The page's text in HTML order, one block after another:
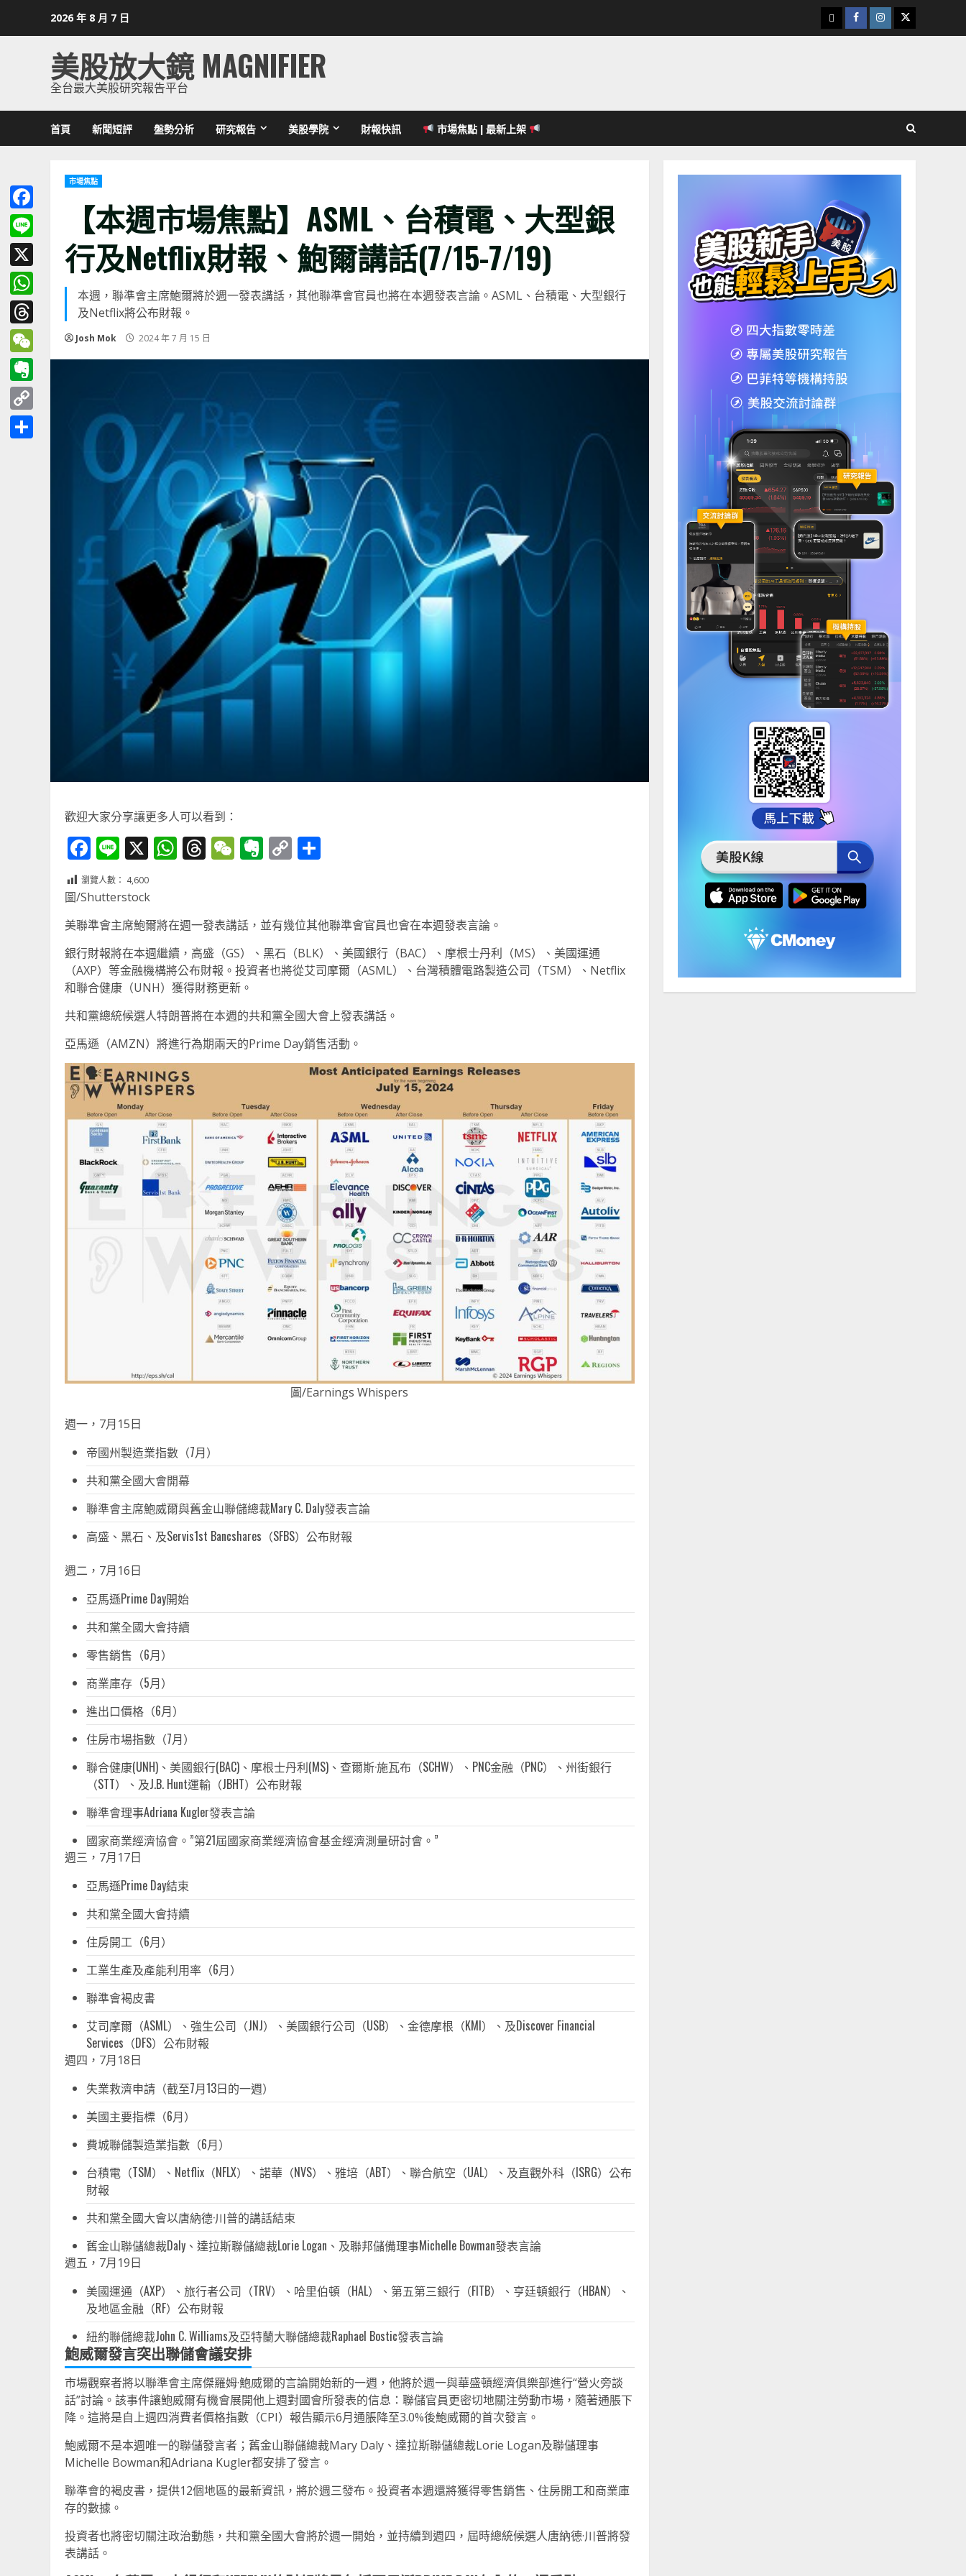
2026 年 8 月 7 日
下
載
Facebook
Instagram
Twitter
美股放大鏡 MAGNIFIER
全台最大美股研究報告平台
首頁 新聞短評 盤勢分析 研究報告 美股學院 財報快訊 市場焦點 | 最新上架
市場焦點
【本週市場焦點】ASML、台積電、大型銀
行及Netflix財報、鮑爾講話(7/15-7/19)
本週，聯準會主席鮑爾將於週一發表講話，其他聯準會官員也將在本週發表言論。ASML、台積電、大型銀行
及Netflix將公布財報。
Josh Mok 2024 年 7 月 15 日
歡迎大家分享讓更多人可以看到：
Facebook
Line
X WhatsApp
Threads
WeChat
Evernote
Copy
瀏覽人數： 4,600
圖/Shutterstock
美聯準會主席鮑爾將在週一發表講話，並有幾位其他聯準會官員也會在本週發表言論。
銀行財報將在本週繼續，高盛（GS）、黑石（BLK）、美國銀行（BAC）、摩根士丹利（MS）、美國運通
（AXP）等金融機構將公布財報。投資者也將從艾司摩爾（ASML）、台灣積體電路製造公司（TSM）、Netflix
和聯合健康（UNH）獲得財務更新。
共和黨總統候選人特朗普將在本週的共和黨全國大會上發表講話。
亞馬遜（AMZN）將進行為期兩天的Prime Day銷售活動。
圖/Earnings Whispers
週一，7月15日
帝國州製造業指數（7月）
共和黨全國大會開幕
聯準會主席鮑威爾與舊金山聯儲總裁Mary C. Daly發表言論
高盛、黑石、及Servis1st Bancshares（SFBS）公布財報
週二，7月16日
亞馬遜Prime Day開始
共和黨全國大會持續
零售銷售（6月）
商業庫存（5月）
進出口價格（6月）
住房市場指數（7月）
聯合健康(UNH)、美國銀行(BAC)、摩根士丹利(MS)、查爾斯·施瓦布（SCHW）、PNC金融（PNC）、州街銀行
（STT）、及J.B. Hunt運輸（JBHT）公布財報
聯準會理事Adriana Kugler發表言論
國家商業經濟協會。”第21屆國家商業經濟協會基金經濟測量研討會。”
週三，7月17日
亞馬遜Prime Day結束
共和黨全國大會持續
住房開工（6月）
工業生產及產能利用率（6月）
聯準會褐皮書
艾司摩爾（ASML）、強生公司（JNJ）、美國銀行公司（USB）、金德摩根（KMI）、及Discover Financial
Services（DFS）公布財報
週四，7月18日
失業救濟申請（截至7月13日的一週）
美國主要指標（6月）
費城聯儲製造業指數（6月）
台積電（TSM）、Netflix（NFLX）、諾華（NVS）、雅培（ABT）、聯合航空（UAL）、及直觀外科（ISRG）公布
財報
共和黨全國大會以唐納德·川普的講話結束
舊金山聯儲總裁Daly、達拉斯聯儲總裁Lorie Logan、及聯邦儲備理事Michelle Bowman發表言論
週五，7月19日
美國運通（AXP）、旅行者公司（TRV）、哈里伯頓（HAL）、第五第三銀行（FITB）、亨廷頓銀行（HBAN）、
及地區金融（RF）公布財報
紐約聯儲總裁John C. Williams及亞特蘭大聯儲總裁Raphael Bostic發表言論
鮑威爾發言突出聯儲會議安排
市場觀察者將以聯準會主席傑羅姆·鮑威爾的言論開始新的一週，他將於週一與華盛頓經濟俱樂部進行“營火旁談
話”討論。該事件讓鮑威爾有機會展開他上週對國會所發表的信息：聯儲官員更密切地關注勞動市場，隨著通脹下
降。這將是自上週四消費者價格指數（CPI）報告顯示6月通脹降至3.0%後鮑威爾的首次發言。
鮑威爾不是本週唯一的聯儲發言者；舊金山聯儲總裁Mary Daly、達拉斯聯儲總裁Lorie Logan及聯儲理事
Michelle Bowman和Adriana Kugler都安排了發言。
聯準會的褐皮書，提供12個地區的最新資訊，將於週三發布。投資者本週還將獲得零售銷售、住房開工和商業庫
存的數據。
投資者也將密切關注政治動態，共和黨全國大會將於週一開始，並持續到週四，屆時總統候選人唐納德·川普將發
表講話。
Facebook
Line
X
WhatsApp
Threads
WeChat
Evernote
Copy